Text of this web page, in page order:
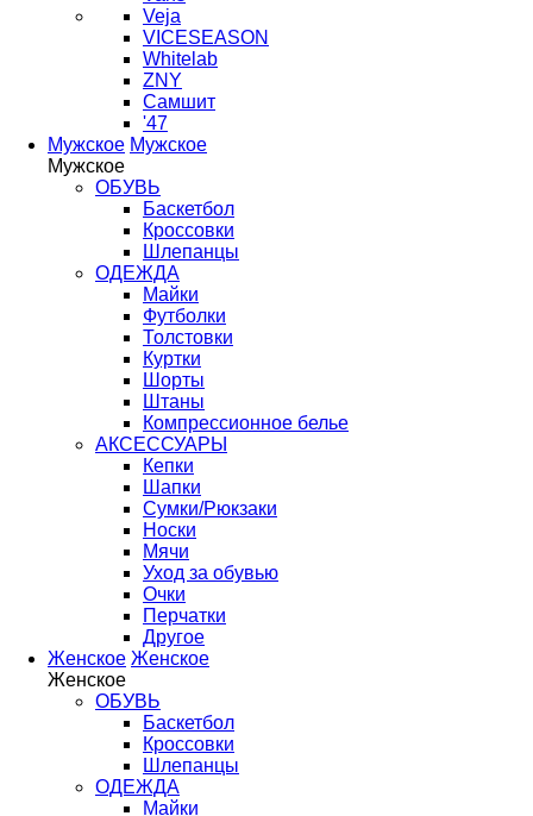
Veja
VICESEASON
Whitelab
ZNY
Самшит
'47
Мужское Мужское
Мужское
ОБУВЬ
Баскетбол
Кроссовки
Шлепанцы
ОДЕЖДА
Майки
Футболки
Толстовки
Куртки
Шорты
Штаны
Компрессионное белье
АКСЕССУАРЫ
Кепки
Шапки
Сумки/Рюкзаки
Носки
Мячи
Уход за обувью
Очки
Перчатки
Другое
Женское Женское
Женское
ОБУВЬ
Баскетбол
Кроссовки
Шлепанцы
ОДЕЖДА
Майки